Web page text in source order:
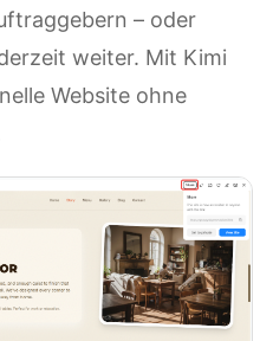
– oder
weiter. Mit Kimi
Website ohne